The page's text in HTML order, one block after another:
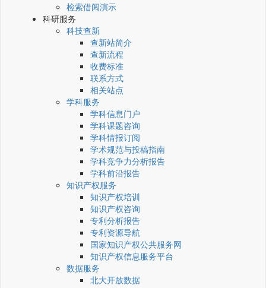
检索借阅演示
科研服务
科技查新
查新站简介
查新流程
收费标准
联系方式
相关站点
学科服务
学科信息门户
学科课题咨询
学科情报订阅
学术规范与投稿指南
学科竞争力分析报告
学科前沿报告
知识产权服务
知识产权培训
知识产权咨询
专利分析报告
专利资源导航
国家知识产权公共服务网
知识产权信息服务平台
数据服务
北大开放数据